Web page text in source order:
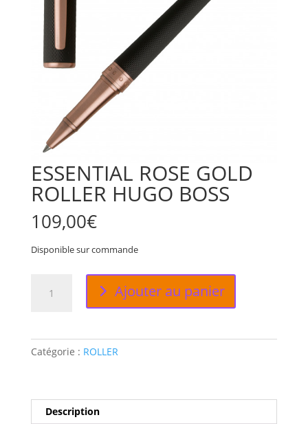
ESSENTIAL ROSE GOLD
ROLLER HUGO BOSS
109,00€
Disponible sur commande
GOLD
ROLLER
Ajouter au panier
Catégorie : ROLLER
Description